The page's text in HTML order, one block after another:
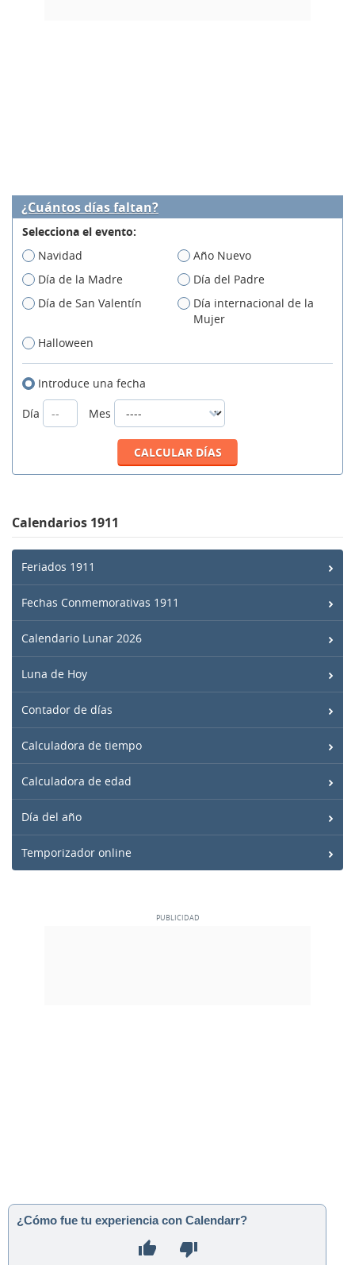
¿Cuántos días faltan?
Selecciona el evento:
Navidad
Año Nuevo
Día de la Madre
Día del Padre
Día de San Valentín
Día internacional de la
Mujer
Halloween
Introduce una fecha
Día
Mes
Calendarios 1911
Feriados 1911
Fechas Conmemorativas 1911
Calendario Lunar 2026
Luna de Hoy
Contador de días
Calculadora de tiempo
Calculadora de edad
Día del año
Temporizador online
¿Cómo fue tu experiencia con Calendarr?